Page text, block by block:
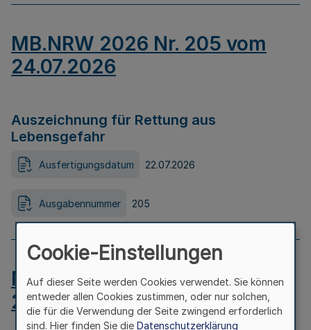
MB.NRW 2026 Nr. 205 vom
24.07.2026
Auszeichnung für Rettung aus
Lebensgefahr
Ausfertigungsdatum 22.07.2026
Ausgabennummer 205
MB.NRW 2026 Nr. 204 vom
24.07.2026
Cookie-Einstellungen
Auf dieser Seite werden Cookies verwendet. Sie können
entweder allen Cookies zustimmen, oder nur solchen,
die für die Verwendung der Seite zwingend erforderlich
sind. Hier finden Sie die Datenschutzerklärung